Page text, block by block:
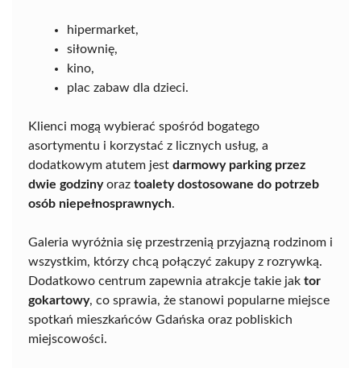
hipermarket,
siłownię,
kino,
plac zabaw dla dzieci.
Klienci mogą wybierać spośród bogatego
asortymentu i korzystać z licznych usług, a
dodatkowym atutem jest darmowy parking przez
dwie godzinyoraz toalety dostosowane do potrzeb
osób niepełnosprawnych.
Galeria wyróżnia się przestrzenią przyjazną rodzinom i
wszystkim, którzy chcą połączyć zakupy z rozrywką.
Dodatkowo centrum zapewnia atrakcje takie jak tor
gokartowy, co sprawia, że stanowi popularne miejsce
spotkań mieszkańców Gdańska oraz pobliskich
miejscowości.